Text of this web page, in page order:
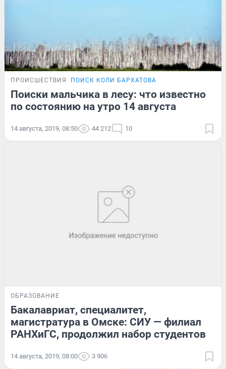
ПРОИСШЕСТВИЯ ПОИСК КОЛИ БАРХАТОВА
Поиски мальчика в лесу: что известно
по состоянию на утро 14 августа
14 августа, 2019, 08:50 44 212 10
ОБРАЗОВАНИЕ
Бакалавриат, специалитет,
магистратура в Омске: СИУ — филиал
РАНХиГС, продолжил набор студентов
14 августа, 2019, 08:00 3 906